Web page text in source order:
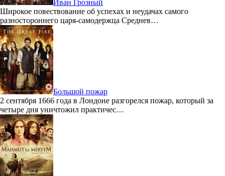
Иван Грозный
Широкое повествование об успехах и неудачах самого
разностороннего царя-самодержца Среднев…
Большой пожар
2 сентября 1666 года в Лондоне разгорелся пожар, который за
четыре дня уничтожил практичес…